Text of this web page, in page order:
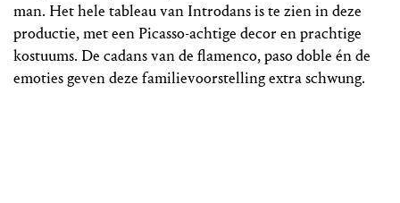
man. Het hele tableau van Introdans is te zien in deze
productie, met een Picasso-achtige decor en prachtige
kostuums. De cadans van de flamenco, paso doble én de
emoties geven deze familievoorstelling extra schwung.